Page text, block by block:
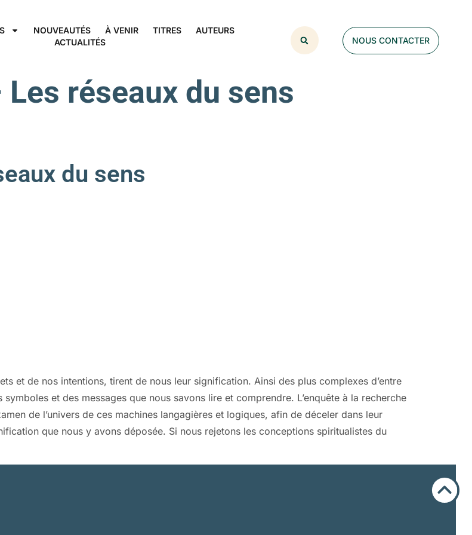
NOUVEAUTÉS À VENIR TITRES
AUTEURS
ACTUALITÉS
NOUS CONTACTER
Les réseaux du sens
du sens
et de nos intentions, tirent de nous leur signification. Ainsi des plus complexes d’entre
et des messages que nous savons lire et comprendre. L’enquête à la recherche
de l’univers de ces machines langagières et logiques, afin de déceler dans leur
que nous y avons déposée. Si nous rejetons les conceptions spiritualistes du